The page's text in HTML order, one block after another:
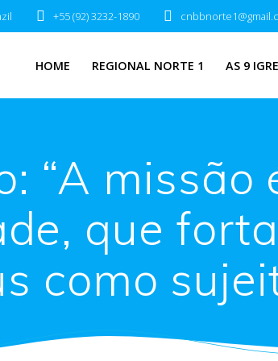
+55 (92) 3232-1890
HOME REGIONAL NORTE 1 AS 9
“A
que
como